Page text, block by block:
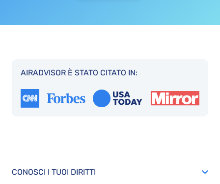
AIRADVISOR È STATO CITATO IN:
CONOSCI I TUOI DIRITTI